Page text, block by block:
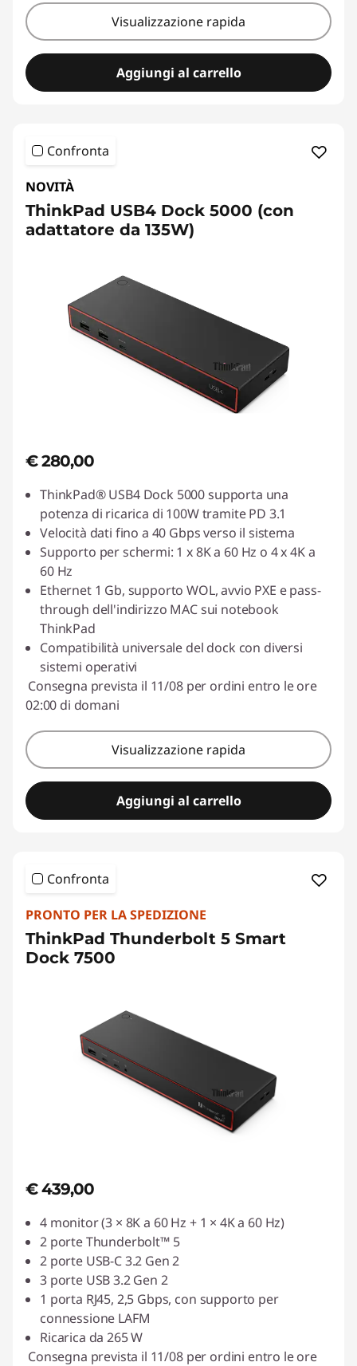
Visualizzazione rapida
Aggiungi al carrello
Confronta
NOVITÀ
ThinkPad USB4 Dock 5000 (con
adattatore da 135W)
€ 280,00
ThinkPad® USB4 Dock 5000 supporta una
potenza di ricarica di 100W tramite PD 3.1
Velocità dati fino a 40 Gbps verso il sistema
Supporto per schermi: 1 x 8K a 60 Hz o 4 x 4K a
60 Hz
Ethernet 1 Gb, supporto WOL, avvio PXE e pass-
through dell'indirizzo MAC sui notebook
ThinkPad
Compatibilità universale del dock con diversi
sistemi operativi
Consegna prevista il 11/08 per ordini entro le ore
02:00 di domani
Visualizzazione rapida
Aggiungi al carrello
Confronta
PRONTO PER LA SPEDIZIONE
ThinkPad Thunderbolt 5 Smart
Dock 7500
€ 439,00
4 monitor (3 × 8K a 60 Hz + 1 × 4K a 60 Hz)
2 porte Thunderbolt™ 5
2 porte USB-C 3.2 Gen 2
3 porte USB 3.2 Gen 2
1 porta RJ45, 2,5 Gbps, con supporto per
connessione LAFM
Ricarica da 265 W
Consegna prevista il 11/08 per ordini entro le ore